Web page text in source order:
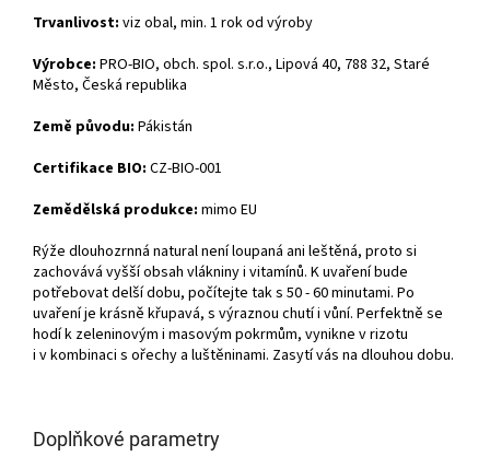
Trvanlivost: viz obal, min. 1 rok od výroby
Výrobce: PRO-BIO, obch. spol. s.r.o., Lipová 40, 788 32, Staré
Město, Česká republika
Země původu: Pákistán
Certifikace BIO: CZ-BIO-001
Zemědělská produkce: mimo EU
Rýže dlouhozrnná natural není loupaná ani leštěná, proto si
zachovává vyšší obsah vlákniny i vitamínů. K uvaření bude
potřebovat delší dobu, počítejte tak s 50 - 60 minutami. Po
uvaření je krásně křupavá, s výraznou chutí i vůní. Perfektně se
hodí k zeleninovým i masovým pokrmům, vynikne v rizotu
i v kombinaci s ořechy a luštěninami. Zasytí vás na dlouhou dobu.
Doplňkové parametry